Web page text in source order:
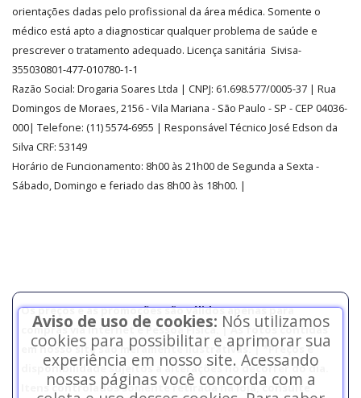
orientações dadas pelo profissional da área médica. Somente o
médico está apto a diagnosticar qualquer problema de saúde e
prescrever o tratamento adequado. Licença sanitária Sivisa-
355030801-477-010780-1-1
Razão Social: Drogaria Soares Ltda | CNPJ: 61.698.577/0005-37 | Rua
Domingos de Moraes, 2156-Vila Mariana - São Paulo - SP - CEP 04036-
000| Telefone: (11)5574-6955 | Responsável Técnico José Edson da
Silva CRF: 53149
Horário de Funcionamento: 8h00 às 21h00 de Segunda a Sexta -
Sábado, Domingo e feriado das 8h00 às 18h00. |
Os preços e as promoções são válidos apenas para
compras via internet e Pessoa Física. | As fotos contidas
em nosso site são meramente ilustrativas. | *Preços e
disponibilidade sujeitos a alterações no decorrer do dia.
Itens controlados somente retirada na loja, consulte
Aviso de uso de cookies: Nós utilizamos
cookies para possibilitar e aprimorar sua
experiência em nosso site. Acessando
nossas páginas você concorda com a